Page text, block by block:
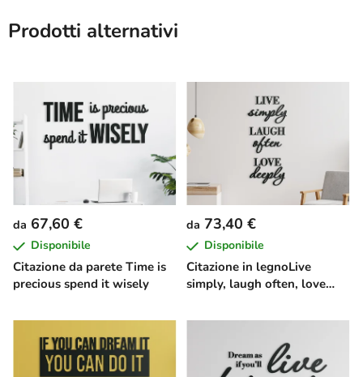
Prodotti alternativi
Citazione da parete Time is
precious spend it wisely
da 67,60 €
Disponibile
Citazione in legnoLive
simply, laugh often, love
da 73,40 €
Disponibile